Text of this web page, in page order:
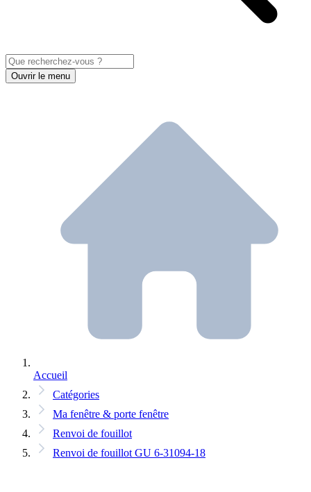
Ouvrir le menu
Accueil
Catégories
Ma fenêtre & porte fenêtre
Renvoi de fouillot
Renvoi de fouillot GU 6-31094-18